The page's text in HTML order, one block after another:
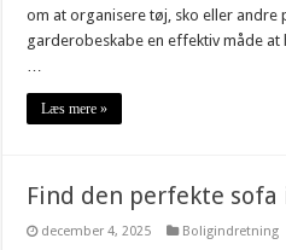
om at organisere tøj, sko eller andre
garderobeskabe en effektiv måde
…
Læs mere »
Find den perfekte sofa
december 4, 2025 Boligindretning